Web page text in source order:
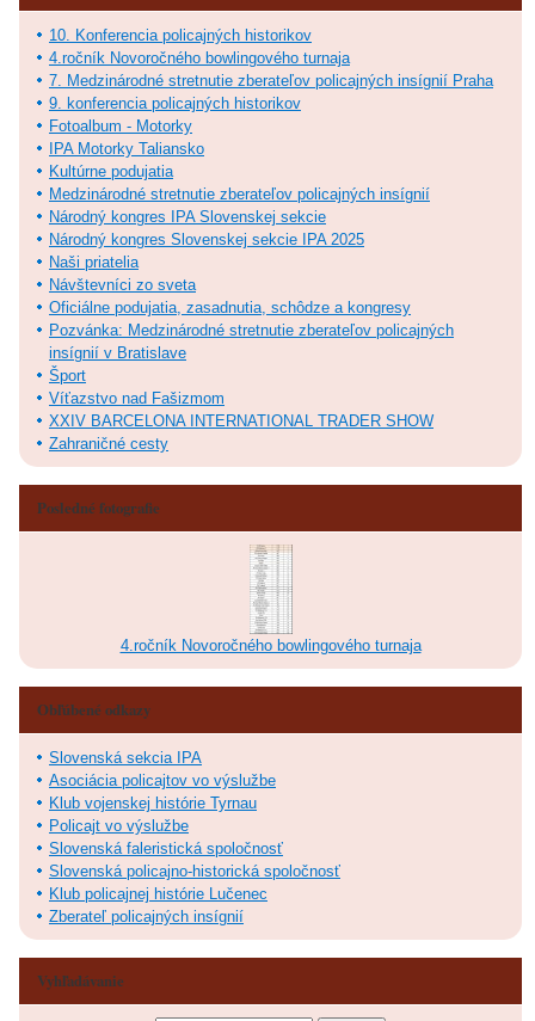
10. Konferencia policajných historikov
4.ročník Novoročného bowlingového turnaja
7. Medzinárodné stretnutie zberateľov policajných insígnií Praha
9. konferencia policajných historikov
Fotoalbum - Motorky
IPA Motorky Taliansko
Kultúrne podujatia
Medzinárodné stretnutie zberateľov policajných insígnií
Národný kongres IPA Slovenskej sekcie
Národný kongres Slovenskej sekcie IPA 2025
Naši priatelia
Návštevníci zo sveta
Oficiálne podujatia, zasadnutia, schôdze a kongresy
Pozvánka: Medzinárodné stretnutie zberateľov policajných
insígnií v Bratislave
Šport
Víťazstvo nad Fašizmom
XXIV BARCELONA INTERNATIONAL TRADER SHOW
Zahraničné cesty
Posledné fotografie
4.ročník Novoročného bowlingového turnaja
Obľúbené odkazy
Slovenská sekcia IPA
Asociácia policajtov vo výslužbe
Klub vojenskej histórie Tyrnau
Policajt vo výslužbe
Slovenská faleristická spoločnosť
Slovenská policajno-historická spoločnosť
Klub policajnej histórie Lučenec
Zberateľ policajných insígnií
Vyhľadávanie